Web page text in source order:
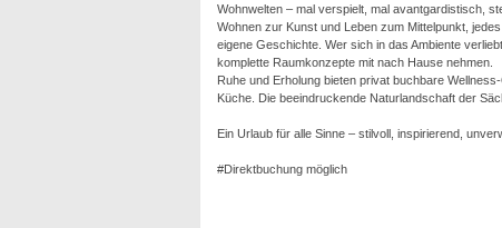
Wohnwelten – mal verspielt, mal avantgardistisch,
Wohnen zur Kunst und Leben zum Mittelpunkt,
eigene Geschichte. Wer sich in das Ambiente
komplette Raumkonzepte mit nach Hause nehmen.
Ruhe und Erholung bieten privat buchbare
Küche. Die beeindruckende Naturlandschaft der
Ein Urlaub für alle Sinne – stilvoll, inspirierend,
#Direktbuchung möglich